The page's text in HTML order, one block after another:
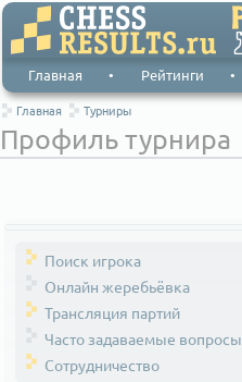
Главная • Рейтинги •
Главная Турниры
Профиль турнира
Поиск игрока
Онлайн жеребьёвка
Трансляция партий
Часто задаваемые вопросы
Сотрудничество